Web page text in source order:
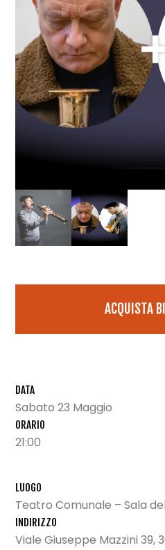
ACQUISTA
DATA
Sabato 23 Maggio
ORARIO
21:00
LUOGO
Teatro Comunale – Sala
INDIRIZZO
Viale Giuseppe Mazzini 39,